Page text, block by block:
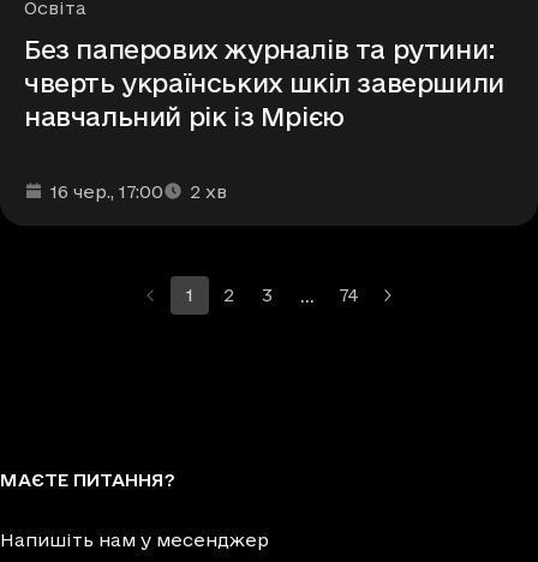
Рубрики
Освіта
Без паперових журналів та рутини:
чверть українських шкіл завершили
навчальний рік із Мрією
Дата та час публікації
16 чер., 17:00
Час читання: 2 хв
1 2 3 …
Більше сторінок
74
МАЄТЕ ПИТАННЯ?
Напишіть нам у месенджер